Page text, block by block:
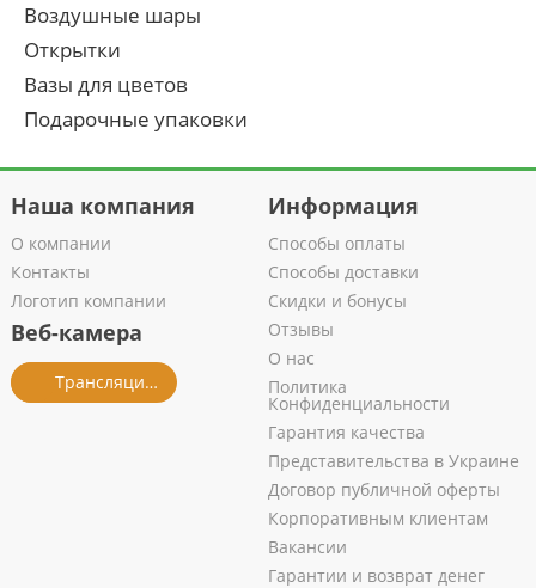
Воздушные шары
Открытки
Вазы для цветов
Подарочные упаковки
Наша компания
О компании
Контакты
Логотип компании
Веб-камера
Трансляция из салона
Информация
Способы оплаты
Способы доставки
Скидки и бонусы
Отзывы
О нас
Политика
Конфиденциальности
Гарантия качества
Представительства в Украине
Договор публичной оферты
Корпоративным клиентам
Вакансии
Гарантии и возврат денег